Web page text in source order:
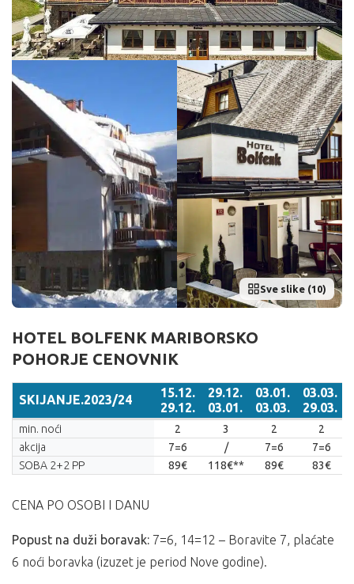
Sve slike (10)
HOTEL BOLFENK MARIBORSKO
POHORJE CENOVNIK
SKIJANJE.2023/24
15.12.
29.12.
29.12.
03.01.
03.01.
03.03.
03.03.
29.03.
SKIJANJE.2023/24
15.12.
29.12.
29.12.
03.01.
03.01.
03.03.
03.03.
29.03.
min. noći 2 3 2
2
akcija
7=6 / 7=6
7=6
SOBA 2+2 PP
89€ 118€** 89€ 83€
CENA PO OSOBI I DANU
Popust na duži boravak: 7=6, 14=12 – Boravite 7, plaćate
6 noći boravka (izuzet je period Nove godine).